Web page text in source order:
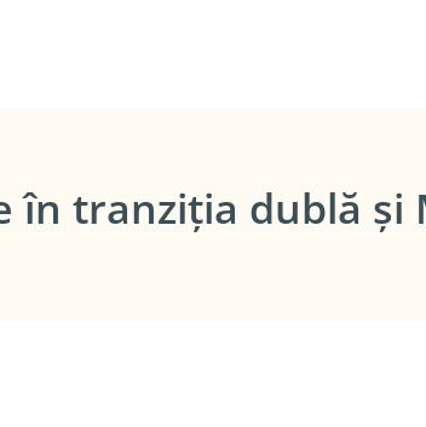
în tranziția dublă și